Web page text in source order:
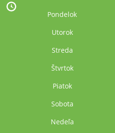
Pondelok
Utorok
Streda
Štvrtok
Piatok
Sobota
Nedeľa